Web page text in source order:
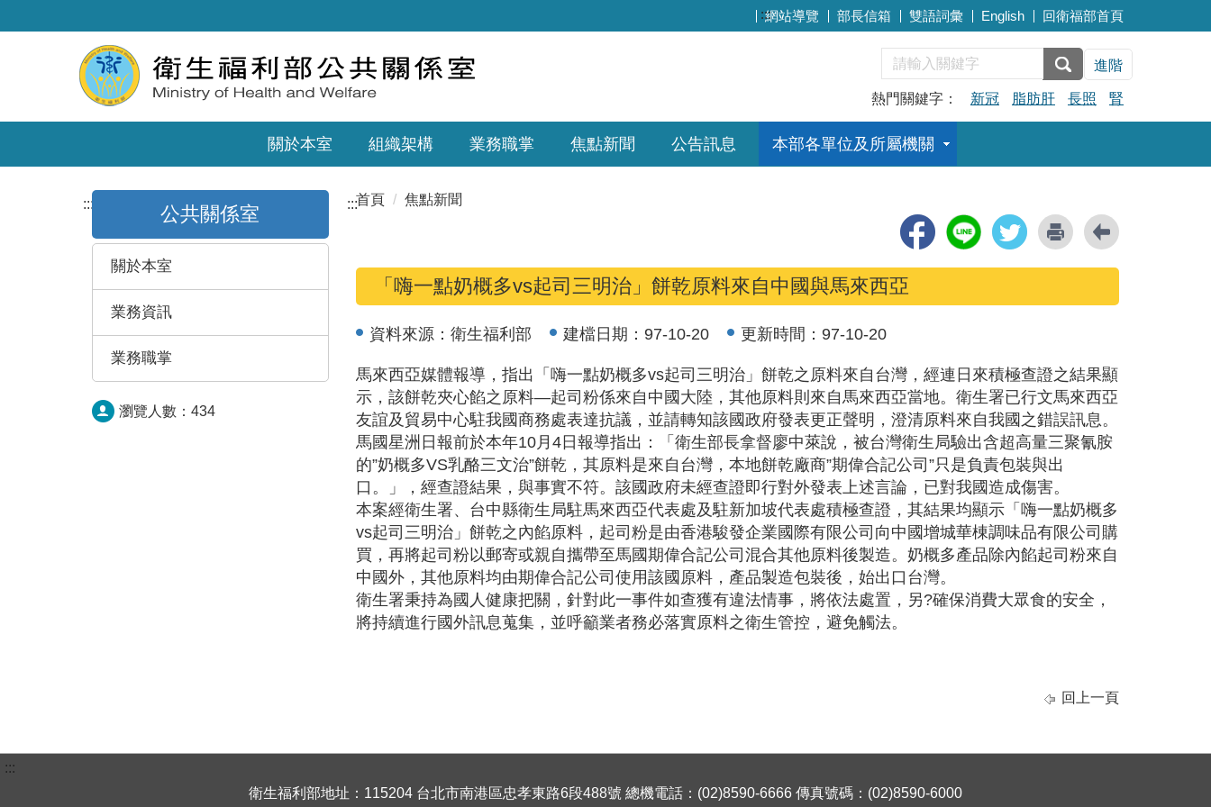
:::網站導覽 部長信箱 雙語詞彙 English 回衛福部首頁
進階
熱門關鍵字： 新冠 脂肪肝 長照 腎
關於本室 組織架構 業務職掌 焦點新聞 公告訊息 本部各單位及所屬機關
::: 公共關係室
關於本室
業務資訊
業務職掌
瀏覽人數： 434
:::首頁 焦點新聞
「嗨一點奶概多vs起司三明治」餅乾原料來自中國與馬來西亞
資料來源： 衛生福利部 建檔日期： 97-10-20 更新時間： 97-10-20
馬來西亞媒體報導，指出「嗨一點奶概多vs起司三明治」餅乾之原料來自台灣，經連日來積極查證之結果顯
示，該餅乾夾心餡之原料—起司粉係來自中國大陸，其他原料則來自馬來西亞當地。衛生署已行文馬來西亞
友誼及貿易中心駐我國商務處表達抗議，並請轉知該國政府發表更正聲明，澄清原料來自我國之錯誤訊息。
馬國星洲日報前於本年10月4日報導指出：「衛生部長拿督廖中萊說，被台灣衛生局驗出含超高量三聚氰胺
的”奶概多VS乳酪三文治”餅乾，其原料是來自台灣，本地餅乾廠商”期偉合記公司”只是負責包裝與出
口。」，經查證結果，與事實不符。該國政府未經查證即行對外發表上述言論，已對我國造成傷害。
本案經衛生署、台中縣衛生局駐馬來西亞代表處及駐新加坡代表處積極查證，其結果均顯示「嗨一點奶概多
vs起司三明治」餅乾之內餡原料，起司粉是由香港駿發企業國際有限公司向中國增城華棟調味品有限公司購
買，再將起司粉以郵寄或親自攜帶至馬國期偉合記公司混合其他原料後製造。奶概多產品除內餡起司粉來自
中國外，其他原料均由期偉合記公司使用該國原料，產品製造包裝後，始出口台灣。
衛生署秉持為國人健康把關，針對此一事件如查獲有違法情事，將依法處置，另?確保消費大眾食的安全，
將持續進行國外訊息蒐集，並呼籲業者務必落實原料之衛生管控，避免觸法。
回上一頁
:::
衛生福利部地址：115204 台北市南港區忠孝東路6段488號 總機電話：(02)8590-6666 傳真號碼：(02)8590-6000